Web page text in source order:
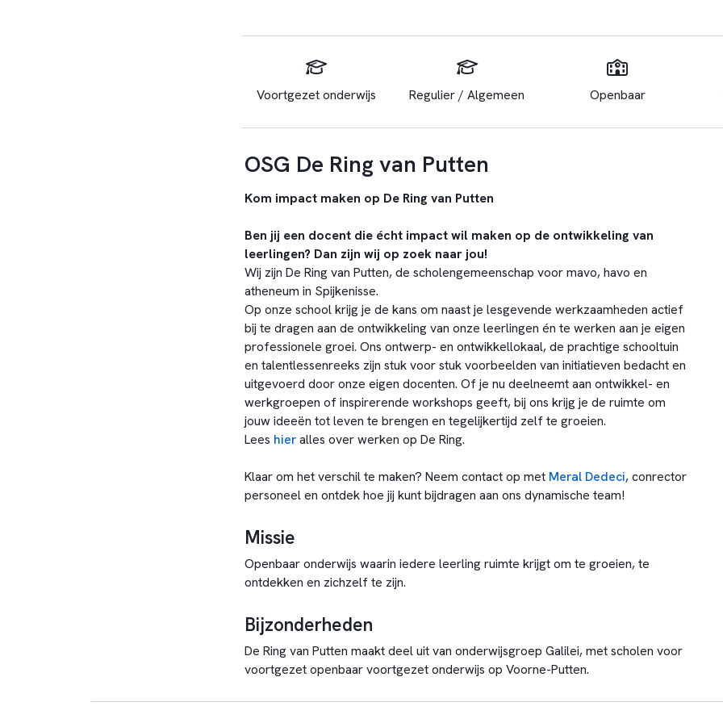
Voortgezet onderwijs Regulier / Algemeen Openbaar
OSG De Ring van Putten
Kom impact maken op De Ring van Putten
Ben jij een docent die écht impact wil maken op de ontwikkeling van
leerlingen? Dan zijn wij op zoek naar jou!
Wij zijn De Ring van Putten, de scholengemeenschap voor mavo, havo en
atheneum in Spijkenisse.
Op onze school krijg je de kans om naast je lesgevende werkzaamheden actief
bij te dragen aan de ontwikkeling van onze leerlingen én te werken aan je eigen
professionele groei. Ons ontwerp- en ontwikkellokaal, de prachtige schooltuin
en talentlessenreeks zijn stuk voor stuk voorbeelden van initiatieven bedacht en
uitgevoerd door onze eigen docenten. Of je nu deelneemt aan ontwikkel- en
werkgroepen of inspirerende workshops geeft, bij ons krijg je de ruimte om
jouw ideeën tot leven te brengen en tegelijkertijd zelf te groeien.
Lees hieralles over werken op De Ring.
Klaar om het verschil te maken? Neem contact op met Meral Dedeci, conrector
personeel en ontdek hoe jij kunt bijdragen aan ons dynamische team!
Missie
Openbaar onderwijs waarin iedere leerling ruimte krijgt om te groeien, te
ontdekken en zichzelf te zijn.
Bijzonderheden
De Ring van Putten maakt deel uit van onderwijsgroep Galilei, met scholen voor
voortgezet openbaar voortgezet onderwijs op Voorne-Putten.